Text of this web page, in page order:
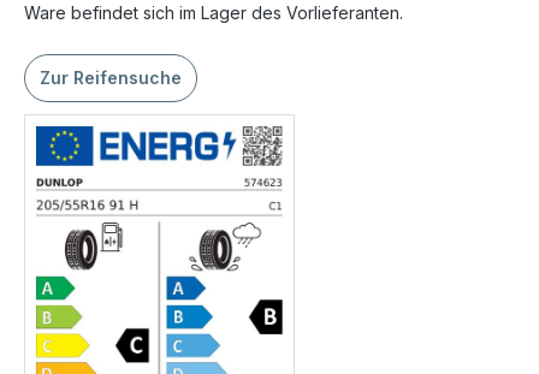
Ware befindet sich im Lager des Vorlieferanten.
Zur Reifensuche